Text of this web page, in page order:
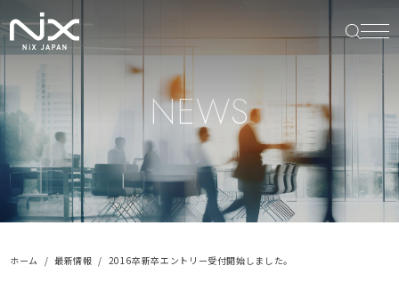
NEWS
ホーム 最新情報 2016卒新卒エントリー受付開始しました。